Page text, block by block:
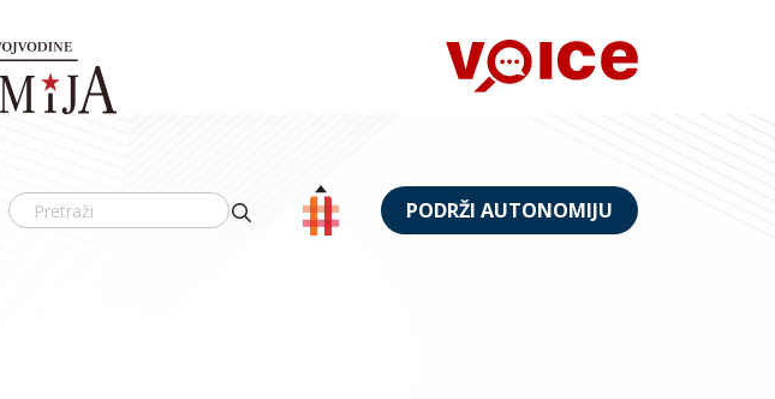
PODRŽI AUTONOMIJU